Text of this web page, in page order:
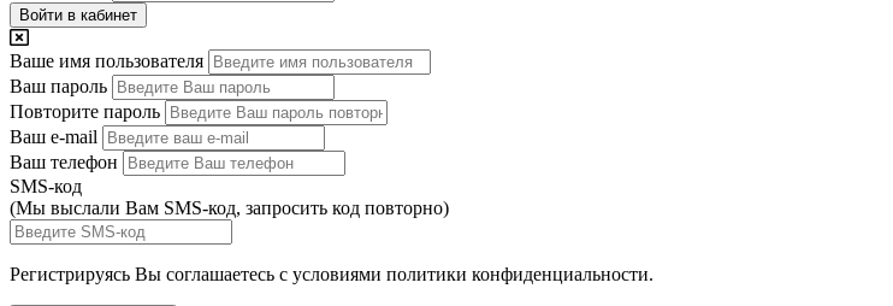
Войти в кабинет
Ваше имя пользователя
Ваш пароль
Повторите пароль
Ваш e-mail
Ваш телефон
SMS-код
(Мы выслали Вам SMS-код, запросить код повторно)
Регистрируясь Вы соглашаетесь с условиями политики конфиденциальности.